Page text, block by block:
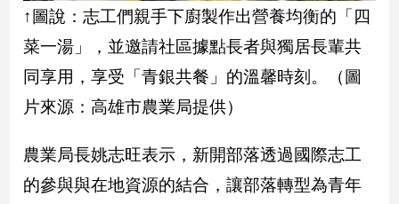
電
影
推
技/
戲
運
動
↑圖說：志工們親手下廚製作出營養均衡的「四
菜一湯」，並邀請社區據點長者與獨居長輩共
同享用，享受「青銀共餐」的溫馨時刻。（圖
片來源：高雄市農業局提供）
農業局長姚志旺表示，新開部落透過國際志工
的參與與在地資源的結合，讓部落轉型為青年